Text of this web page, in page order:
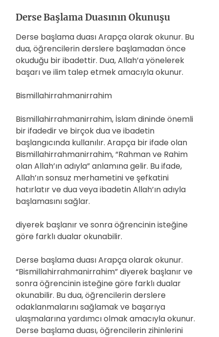
Derse Başlama Duasının Okunuşu
Derse başlama duası Arapça olarak okunur. Bu
dua, öğrencilerin derslere başlamadan önce
okuduğu bir ibadettir. Dua, Allah’a yönelerek
başarı ve ilim talep etmek amacıyla okunur.
Bismillahirrahmanirrahim
Bismillahirrahmanirrahim, İslam dininde önemli
bir ifadedir ve birçok dua ve ibadetin
başlangıcında kullanılır. Arapça bir ifade olan
Bismillahirrahmanirrahim, “Rahman ve Rahim
olan Allah’ın adıyla” anlamına gelir. Bu ifade,
Allah’ın sonsuz merhametini ve şefkatini
hatırlatır ve dua veya ibadetin Allah’ın adıyla
başlamasını sağlar.
diyerek başlanır ve sonra öğrencinin isteğine
göre farklı dualar okunabilir.
Derse başlama duası Arapça olarak okunur.
“Bismillahirrahmanirrahim” diyerek başlanır ve
sonra öğrencinin isteğine göre farklı dualar
okunabilir. Bu dua, öğrencilerin derslere
odaklanmalarını sağlamak ve başarıya
ulaşmalarına yardımcı olmak amacıyla okunur.
Derse başlama duası, öğrencilerin zihinlerini